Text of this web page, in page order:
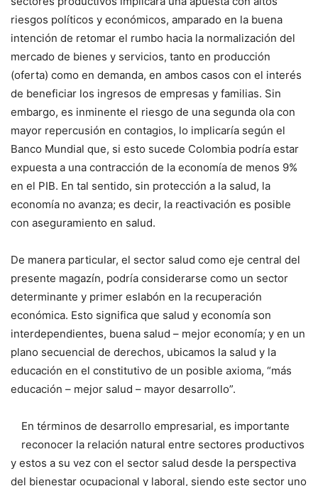
riesgos políticos y económicos, amparado en la buena
intención de retomar el rumbo hacia la normalización del
mercado de bienes y servicios, tanto en producción
(oferta) como en demanda, en ambos casos con el interés
de beneficiar los ingresos de empresas y familias. Sin
embargo, es inminente el riesgo de una segunda ola con
mayor repercusión en contagios, lo implicaría según el
Banco Mundial que, si esto sucede Colombia podría estar
expuesta a una contracción de la economía de menos 9%
en el PIB. En tal sentido, sin protección a la salud, la
economía no avanza; es decir, la reactivación es posible
con aseguramiento en salud.
De manera particular, el sector salud como eje central del
presente magazín, podría considerarse como un sector
determinante y primer eslabón en la recuperación
económica. Esto significa que salud y economía son
interdependientes, buena salud – mejor economía; y en un
plano secuencial de derechos, ubicamos la salud y la
educación en el constitutivo de un posible axioma, “más
educación – mejor salud – mayor desarrollo”.
En términos de desarrollo empresarial, es importante
reconocer la relación natural entre sectores productivos
y estos a su vez con el sector salud desde la perspectiva
del bienestar ocupacional y laboral, siendo este sector uno